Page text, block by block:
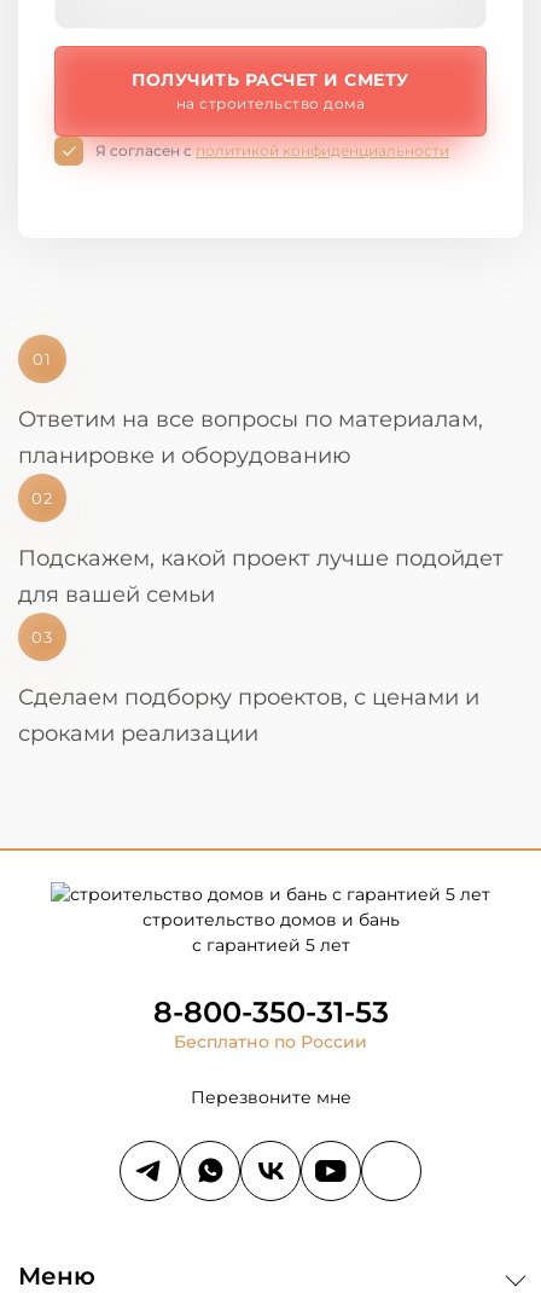
ПОЛУЧИТЬ РАСЧЕТ И СМЕТУ
на строительство дома
Я согласен сполитикой конфиденциальности
01
Ответим на все вопросы по материалам,
планировке и оборудованию
02
Подскажем, какой проект лучше подойдет
для вашей семьи
03
Сделаем подборку проектов, с ценами и
сроками реализации
строительство домов и бань
с гарантией 5 лет
Меню
8-800-350-31-53
Бесплатно по России
Перезвоните мне